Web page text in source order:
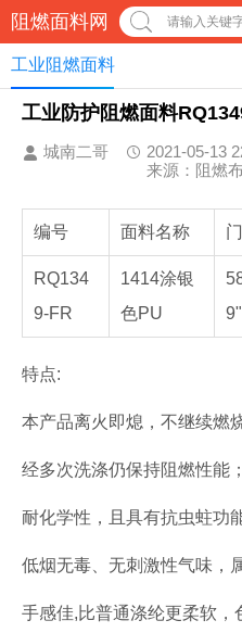
阻燃面料网 请输入关键
工业阻燃面料
工业防护阻燃面料
城南二哥
2021-05-13
来源：阻燃
编号 面料名称
RQ134
9-FR
1414涂银
色PU
9"
特点:
本产品离火即熄，不继续燃
经多次洗涤仍保持阻燃性能；
耐化学性，且具有抗虫蛀功
低烟无毒、无刺激性气味，
手感佳,比普通涤纶更柔软，